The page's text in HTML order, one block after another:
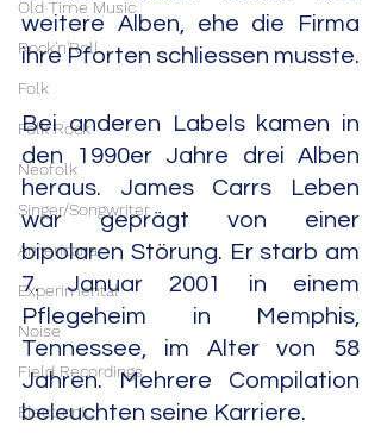
Old Time Music
Rock'n'Roll
Folk
Folk Rock
Neofolk
Singer/Songwriter
Americana
Experimental
Noise
Field Recordings
Electronic
weitere Alben, ehe die Firma
ihre Pforten schliessen musste.
Bei anderen Labels kamen in
den 1990er Jahre drei Alben
heraus. James Carrs Leben
war geprägt von einer
bipolaren Störung. Er starb am
7. Januar 2001 in einem
Pflegeheim in Memphis,
Tennessee, im Alter von 58
Jahren. Mehrere Compilation
beleuchten seine Karriere.